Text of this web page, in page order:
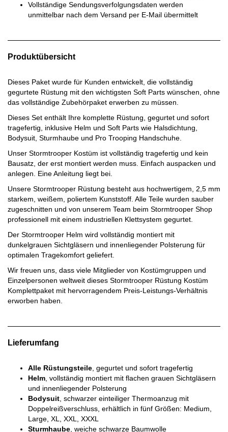
Vollständige Sendungsverfolgungsdaten werden
unmittelbar nach dem Versand per E-Mail übermittelt
Produktübersicht
Dieses Paket wurde für Kunden entwickelt, die vollständig
gegurtete Rüstung mit den wichtigsten Soft Parts wünschen, ohne
das vollständige Zubehörpaket erwerben zu müssen.
Dieses Set enthält Ihre komplette Rüstung, gegurtet und sofort
tragefertig, inklusive Helm und Soft Parts wie Halsdichtung,
Bodysuit, Sturmhaube und Pro Trooping Handschuhe.
Unser Stormtrooper Kostüm ist vollständig tragefertig und kein
Bausatz, der erst montiert werden muss. Einfach auspacken und
anlegen. Eine Anleitung liegt bei.
Unsere Stormtrooper Rüstung besteht aus hochwertigem, 2,5 mm
starkem, weißem, poliertem Kunststoff. Alle Teile wurden sauber
zugeschnitten und von unserem Team beim Stormtrooper Shop
professionell mit einem industriellen Klettsystem gegurtet.
Der Stormtrooper Helm wird vollständig montiert mit
dunkelgrauen Sichtgläsern und innenliegender Polsterung für
optimalen Tragekomfort geliefert.
Wir freuen uns, dass viele Mitglieder von Kostümgruppen und
Einzelpersonen weltweit dieses Stormtrooper Rüstung Kostüm
Komplettpaket mit hervorragendem Preis-Leistungs-Verhältnis
erworben haben.
Lieferumfang
Alle Rüstungsteile , gegurtet und sofort tragefertig
Helm , vollständig montiert mit flachen grauen Sichtgläsern
und innenliegender Polsterung
Bodysuit , schwarzer einteiliger Thermoanzug mit
Doppelreißverschluss, erhältlich in fünf Größen: Medium,
Large, XL, XXL, XXXL
Sturmhaube , weiche schwarze Baumwolle